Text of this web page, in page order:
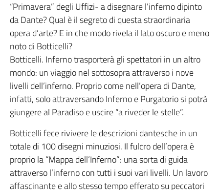
“Primavera” degli Uffizi- a disegnare l’inferno dipinto
da Dante? Qual è il segreto di questa straordinaria
opera d’arte? E in che modo rivela il lato oscuro e meno
noto di Botticelli?
Botticelli. Inferno trasporterà gli spettatori in un altro
mondo: un viaggio nel sottosopra attraverso i nove
livelli dell’inferno. Proprio come nell’opera di Dante,
infatti, solo attraversando Inferno e Purgatorio si potrà
giungere al Paradiso e uscire “a riveder le stelle”.
Botticelli fece rivivere le descrizioni dantesche in un
totale di 100 disegni minuziosi. Il fulcro dell’opera è
proprio la “Mappa dell’Inferno”: una sorta di guida
attraverso l’inferno con tutti i suoi vari livelli. Un lavoro
affascinante e allo stesso tempo efferato su peccatori